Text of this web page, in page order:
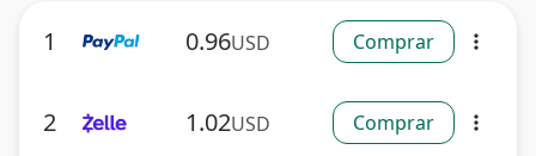
1 0.96USD Comprar more_vert
2 1.02USD Comprar more_vert